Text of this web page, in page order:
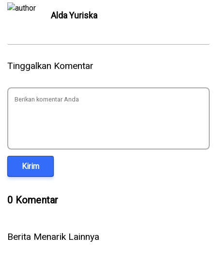
Alda Yuriska
Tinggalkan Komentar
Kirim
0 Komentar
Berita Menarik Lainnya